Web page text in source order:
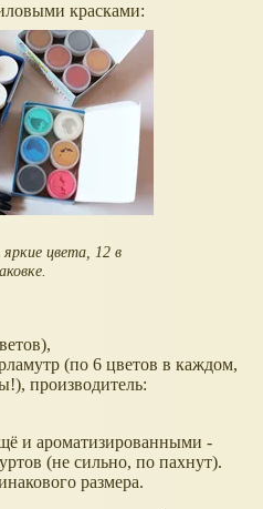
красками:
цвета, 12 в
(по 6 цветов в каждом,
производитель:
и ароматизированными -
(не сильно, по пахнут).
размера.